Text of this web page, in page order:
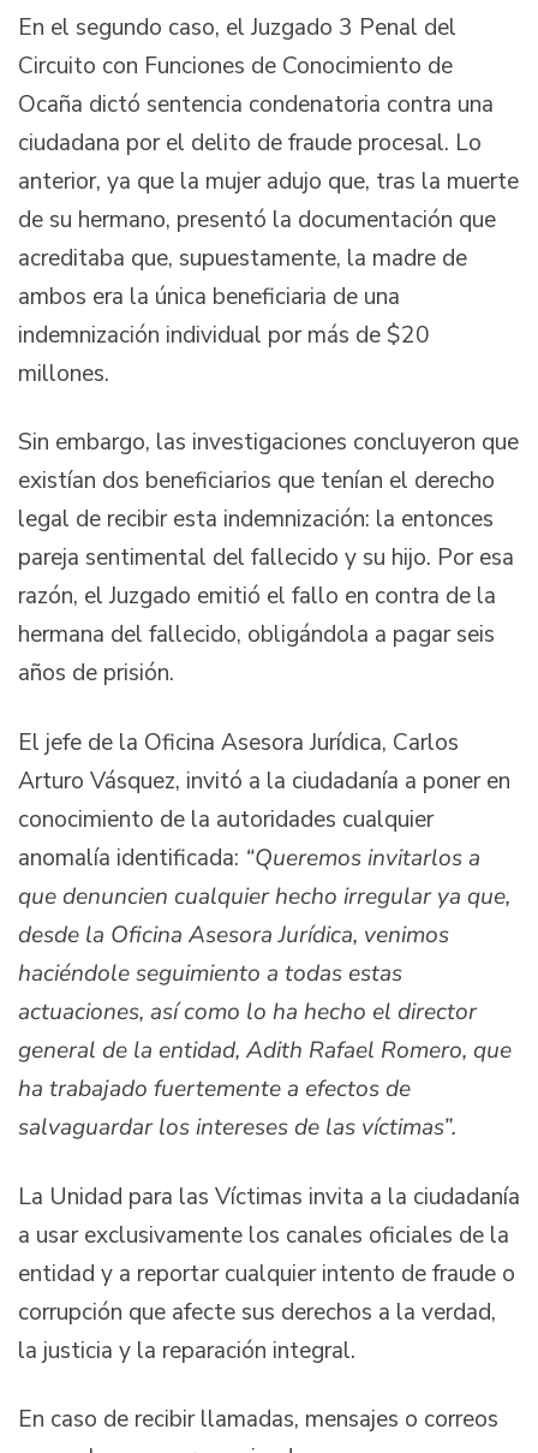
En el segundo caso, el Juzgado 3 Penal del
Circuito con Funciones de Conocimiento de
Ocaña dictó sentencia condenatoria contra una
ciudadana por el delito de fraude procesal. Lo
anterior, ya que la mujer adujo que, tras la muerte
de su hermano, presentó la documentación que
acreditaba que, supuestamente, la madre de
ambos era la única beneficiaria de una
indemnización individual por más de $20
millones.
Sin embargo, las investigaciones concluyeron que
existían dos beneficiarios que tenían el derecho
legal de recibir esta indemnización: la entonces
pareja sentimental del fallecido y su hijo. Por esa
razón, el Juzgado emitió el fallo en contra de la
hermana del fallecido, obligándola a pagar seis
años de prisión.
El jefe de la Oficina Asesora Jurídica, Carlos
Arturo Vásquez, invitó a la ciudadanía a poner en
conocimiento de la autoridades cualquier
anomalía identificada: “Queremos invitarlos a
que denuncien cualquier hecho irregular ya que,
desde la Oficina Asesora Jurídica, venimos
haciéndole seguimiento a todas estas
actuaciones, así como lo ha hecho el director
general de la entidad, Adith Rafael Romero, que
ha trabajado fuertemente a efectos de
salvaguardar los intereses de las víctimas”.
La Unidad para las Víctimas invita a la ciudadanía
a usar exclusivamente los canales oficiales de la
entidad y a reportar cualquier intento de fraude o
corrupción que afecte sus derechos a la verdad,
la justicia y la reparación integral.
En caso de recibir llamadas, mensajes o correos